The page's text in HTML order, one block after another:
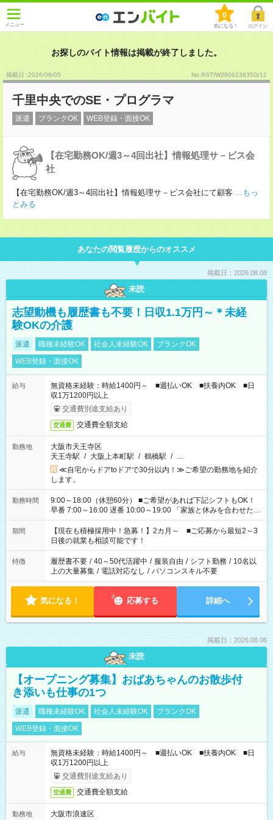
メニュー
0
気になる！ ログイン
お探しのバイト情報は掲載が終了しました。
掲載日 :2026/08/05 No.RSTIW260623835D/12
千里中央でのSE・プログラマ
派遣 ブランクOK WEB登録・面接OK
【在宅勤務OK/週3～4回出社】情報処理サ－ビス会
社
【在宅勤務OK/週3～4回出社】情報処理サ－ビス会社にて顧客 ...もっ
とみる
あなたの閲覧履歴からのオススメ
掲載日：2026.08.08
未読
志望動機も履歴書も不要！日収1.1万円～＊未経
験OKの介護
派遣 職種未経験OK 社会人未経験OK
ブランクOK
WEB登録・面接OK
給与
無資格未経験：時給1400円～ ■週払いOK ■扶養内OK ■日
収1万1200円以上
交通費別途支給あり
交通費 交通費全額支給
勤務地
大阪市天王寺区
天王寺駅 / 大阪上本町駅 / 鶴橋駅 / …
≪自宅からドアtoドアで30分以内！≫ご希望の勤務地を紹介
します。
勤務時間
9:00～18:00（休憩60分） ■ご希望があれば下記シフトもOK！
早番 7:00～16:00 遅番 10:00～19:00 「家族と休みを合わせた
い」 「余裕を持って夕飯の準備がしたい」 「できれば残業はし
たくない」 など、ご希望を教えてくださいね。 ※Wワーク希望
の方へ 今ご覧のお仕事で希望する勤務時間と、もう1つのお仕事
の勤務時間。 合計で週40時間を超える場合は応募できません。
期間
【現在も積極採用中！急募！】2カ月～ ■ご応募から最短2～3
日後の就業も相談可能です！
特徴 履歴書不要 / 40～50代活躍中 / 服装自由 / シフト勤務 / 10名以
上の大量募集 / 電話対応なし / パソコンスキル不要
気になる！ 応募する 詳細へ
掲載日：2026.08.06
未読
【オープニング募集】おばあちゃんのお散歩付
き添いも仕事の1つ
派遣 職種未経験OK 社会人未経験OK
ブランクOK
WEB登録・面接OK
給与
無資格未経験：時給1400円～ ■週払いOK ■扶養内OK ■日
収1万1200円以上
交通費別途支給あり
交通費 交通費全額支給
勤務地
大阪市浪速区